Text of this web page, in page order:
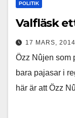
POLITIK
Valfläsk
17 MARS, 2014
Özz Nûjen som
bara pajasar i
här är att Özz